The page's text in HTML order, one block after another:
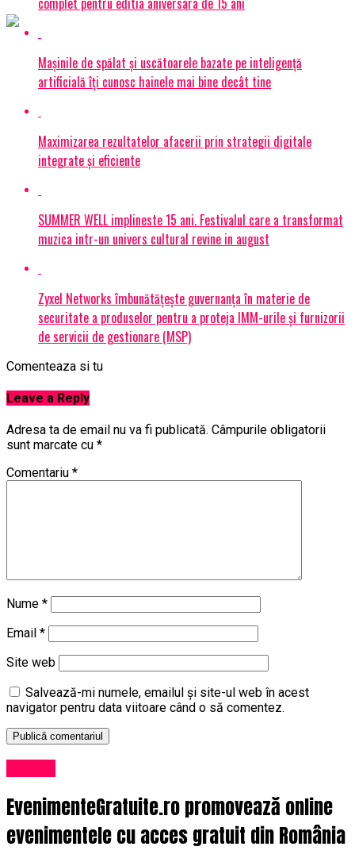
Mașinile de spălat și uscătoarele bazate pe inteligență
artificială îți cunosc hainele mai bine decât tine
Maximizarea rezultatelor afacerii prin strategii digitale
integrate și eficiente
SUMMER WELL implineste 15 ani. Festivalul care a transformat
muzica intr-un univers cultural revine in august
Zyxel Networks îmbunătățește guvernanța în materie de
securitate a produselor pentru a proteja IMM-urile și furnizorii
de servicii de gestionare (MSP)
Comenteaza si tu
Leave a Reply
Adresa ta de email nu va fi publicată. Câmpurile obligatorii
sunt marcate cu *
Comentariu *
Nume *
Email *
Site web
Salvează-mi numele, emailul și site-ul web în acest
navigator pentru data viitoare când o să comentez.
EvenimenteGratuite.ro promovează online
evenimentele cu acces gratuit din România